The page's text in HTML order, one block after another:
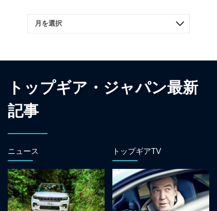
トップギア・ジャパン最新
記事
ニュース トップギアTV